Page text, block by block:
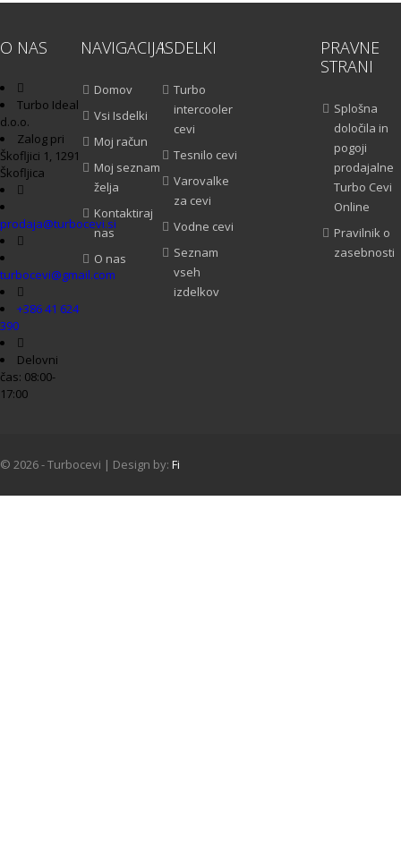
O NAS
Turbo Ideal
d.o.o.
Zalog pri
Škofljici 1, 1291
Škofljica
prodaja@turbocevi.si
turbocevi@gmail.com
+386 41 624
390
Delovni
čas: 08:00-
17:00
NAVIGACIJA
Domov
Vsi Isdelki
Moj račun
Moj seznam
želja
Kontaktiraj
nas
O nas
ISDELKI
Turbo
intercooler
cevi
Tesnilo cevi
Varovalke
za cevi
Vodne cevi
Seznam
vseh
izdelkov
PRAVNE
STRANI
Splošna
določila in
pogoji
prodajalne
Turbo Cevi
Online
Pravilnik o
zasebnosti
© 2026 - Turbocevi | Design by: Fi